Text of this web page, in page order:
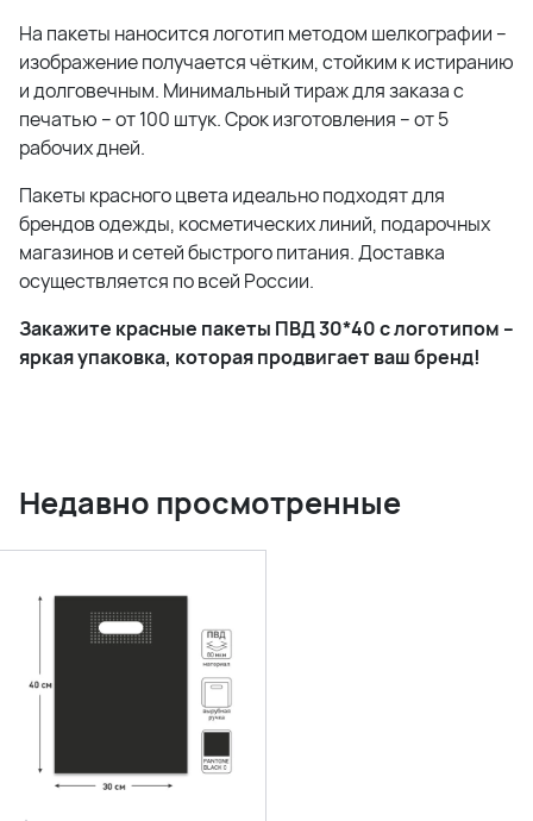
На пакеты наносится логотип методом шелкографии –
изображение получается чётким, стойким к истиранию
и долговечным. Минимальный тираж для заказа с
печатью – от 100 штук. Срок изготовления – от 5
рабочих дней.
Пакеты красного цвета идеально подходят для
брендов одежды, косметических линий, подарочных
магазинов и сетей быстрого питания. Доставка
осуществляется по всей России.
Закажите красные пакеты ПВД 30*40 с логотипом –
яркая упаковка, которая продвигает ваш бренд!
Недавно просмотренные